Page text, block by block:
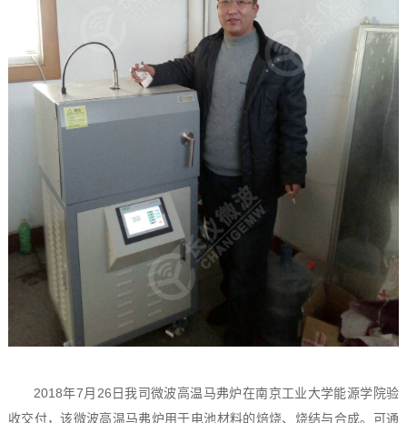
2018年7月26日我司微波高温马弗炉在南京工业大学能源学院验
收交付，该微波高温马弗炉用于电池材料的焙烧、烧结与合成。可通